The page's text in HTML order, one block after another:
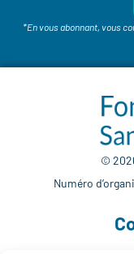
*En vous abonnant, vous
©
Numéro